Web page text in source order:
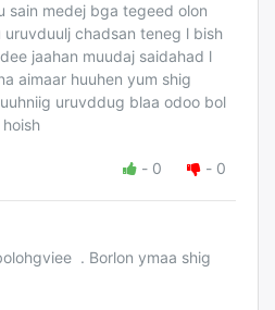
sain medej bga tegeed olon
uruvduulj chadsan teneg l bish
jaahan muudaj saidahad l
aimaar huuhen yum shig
uruvddug blaa odoo bol
- 0 - 0
. Borlon ymaa shig